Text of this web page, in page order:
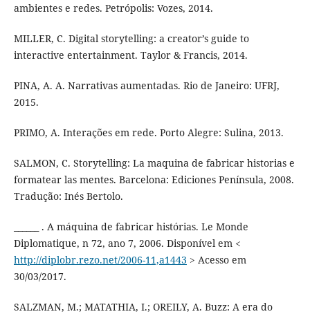
ambientes e redes. Petrópolis: Vozes, 2014.
MILLER, C. Digital storytelling: a creator’s guide to
interactive entertainment. Taylor & Francis, 2014.
PINA, A. A. Narrativas aumentadas. Rio de Janeiro: UFRJ,
2015.
PRIMO, A. Interações em rede. Porto Alegre: Sulina, 2013.
SALMON, C. Storytelling: La maquina de fabricar historias e
formatear las mentes. Barcelona: Ediciones Península, 2008.
Tradução: Inés Bertolo.
______ . A máquina de fabricar histórias. Le Monde
Diplomatique, n 72, ano 7, 2006. Disponível em <
http://diplobr.rezo.net/2006-11,a1443 > Acesso em
30/03/2017.
SALZMAN, M.; MATATHIA, I.; OREILY, A. Buzz: A era do